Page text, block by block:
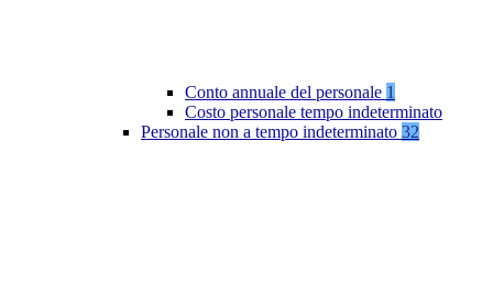
Conto annuale del personale 1
Costo personale tempo indeterminato
Personale non a tempo indeterminato 32